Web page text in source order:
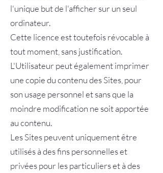
l'unique but de l'afficher sur un seul
ordinateur.
Cette licence est toutefois révocable à
tout moment, sans justification.
L'Utilisateur peut également imprimer
une copie du contenu des Sites, pour
son usage personnel et sans que la
moindre modification ne soit apportée
au contenu.
Les Sites peuvent uniquement être
utilisés à des fins personnelles et
privées pour les particuliers et à des